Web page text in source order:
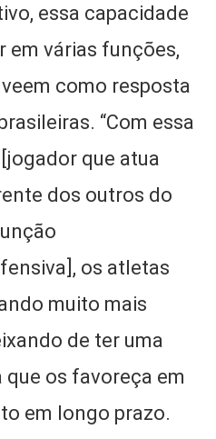
essa capacidade
em várias funções,
como resposta
“Com essa
que atua
dos outros do
os atletas
muito mais
de ter uma
os favoreça em
em longo prazo.